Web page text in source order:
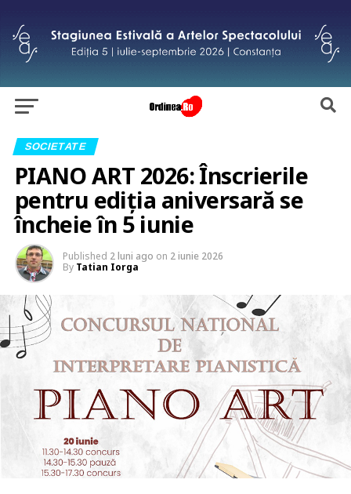
SOCIETATE
PIANO ART 2026: Înscrierile
pentru ediția aniversară se
încheie în 5 iunie
Published 2 luni ago on 2 iunie 2026
By Tatian Iorga